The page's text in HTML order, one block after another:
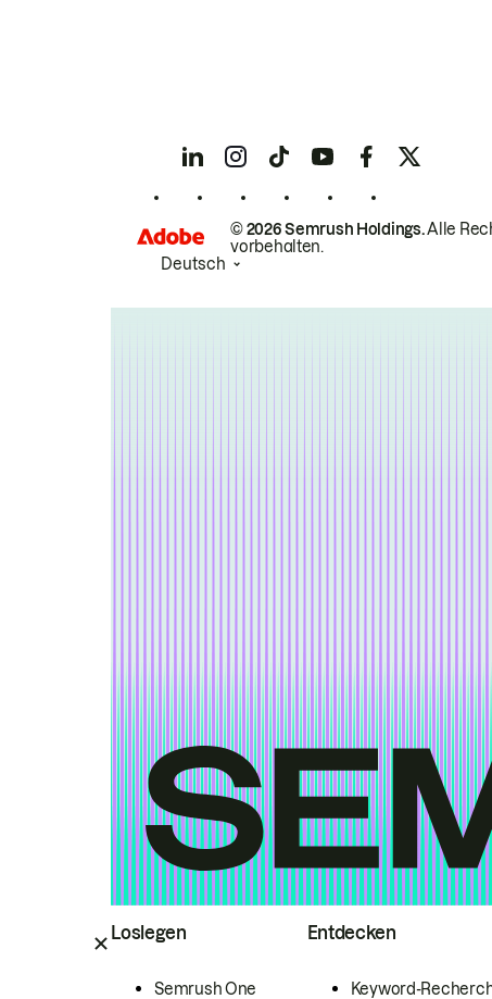
Loslegen
Semrush One
Entdecken
Keyword-
© 2026 Semrush Holdings.Alle
vorbehalten.
Deutsch